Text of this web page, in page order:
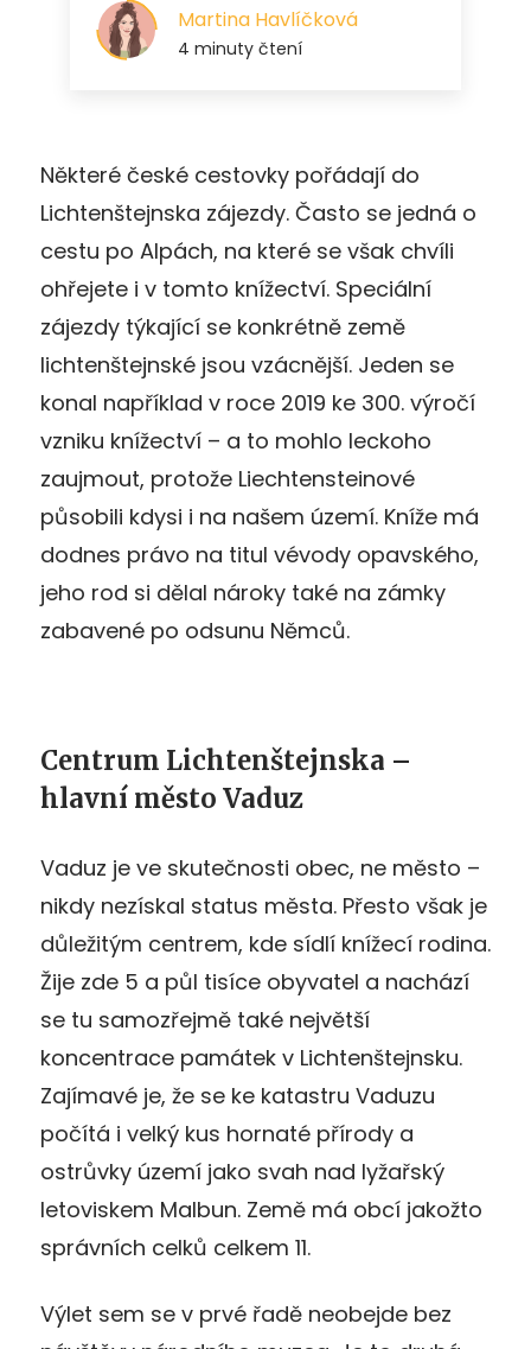
Některé české cestovky pořádají do
Lichtenštejnska zájezdy. Často se jedná o
cestu po Alpách, na které se však chvíli
ohřejete i v tomto knížectví. Speciální
zájezdy týkající se konkrétně země
lichtenštejnské jsou vzácnější. Jeden se
konal například v roce 2019 ke 300. výročí
vzniku knížectví – a to mohlo leckoho
zaujmout, protože Liechtensteinové
působili kdysi i na našem území. Kníže má
dodnes právo na titul vévody opavského,
jeho rod si dělal nároky také na zámky
zabavené po odsunu Němců.
Centrum Lichtenštejnska –
hlavní město Vaduz
Vaduz je ve skutečnosti obec, ne město –
nikdy nezískal status města. Přesto však je
důležitým centrem, kde sídlí knížecí rodina.
Žije zde 5 a půl tisíce obyvatel a nachází
se tu samozřejmě také největší
koncentrace památek v Lichtenštejnsku.
Zajímavé je, že se ke katastru Vaduzu
počítá i velký kus hornaté přírody a
ostrůvky území jako svah nad lyžařský
letoviskem Malbun. Země má obcí jakožto
správních celků celkem 11.
Výlet sem se v prvé řadě neobejde bez